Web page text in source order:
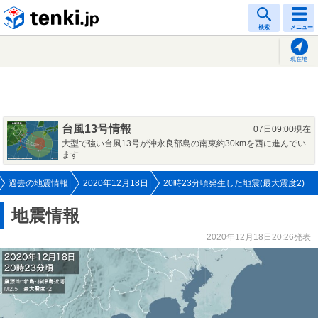
検索 メニュー
現在地
台風13号情報
07日09:00現在
大型で強い台風13号が沖永良部島の南東約30kmを西に進んでい
ます
過去の地震情報 2020年12月18日 20時23分頃発生した地震(最大震度2)
地震情報
2020年12月18日20:26発表